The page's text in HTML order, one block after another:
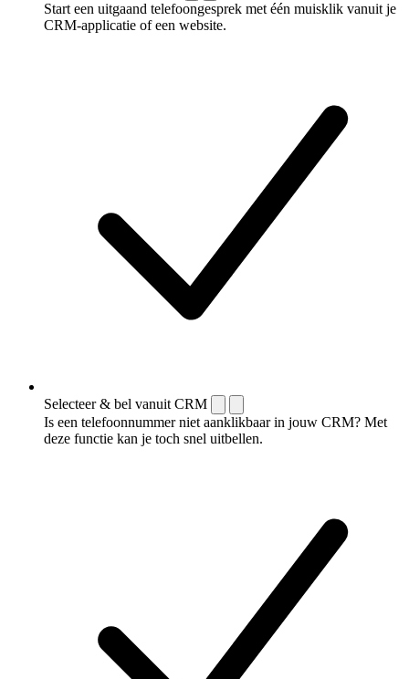
Start een uitgaand telefoongesprek met één muisklik vanuit je
CRM-applicatie of een website.
Selecteer & bel vanuit CRM
Is een telefoonnummer niet aanklikbaar in jouw CRM? Met
deze functie kan je toch snel uitbellen.